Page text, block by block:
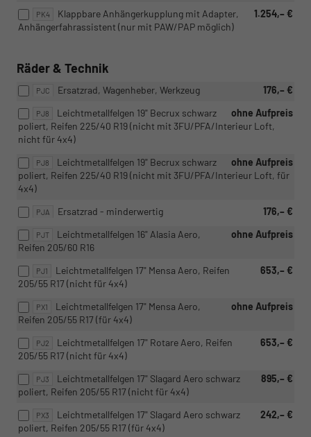
PK4 1.254,– €
Klappbare Anhängerkupplung mit Adapter,
Anhängerfahrassistent (nur mit PAW/PAP möglich)
Räder & Technik
PJC 176,– €
Ersatzrad, Wagenheber, Werkzeug
PJ8 ohne Aufpreis
Leichtmetallfelgen 19" Becrux schwarz
poliert, Reifen 225/40 R19 (nicht mit 3FU/PFA/Interieur Loft,
nicht für 4x4)
PJ8 ohne Aufpreis
Leichtmetallfelgen 19" Becrux schwarz
poliert, Reifen 225/40 R19 (nicht mit 3FU/PFA/Interieur Loft, für
4x4)
PJA 176,– €
Ersatzrad - minderwertig
PJT ohne Aufpreis
Leichtmetallfelgen 16" Alasia Aero,
Reifen 205/60 R16
PJ1 653,– €
Leichtmetallfelgen 17" Mensa Aero, Reifen
205/55 R17 (nicht für 4x4)
PX1 ohne Aufpreis
Leichtmetallfelgen 17" Mensa Aero,
Reifen 205/55 R17 (für 4x4)
PJ2 653,– €
Leichtmetallfelgen 17" Rotare Aero, Reifen
205/55 R17 (nicht für 4x4)
PJ3 895,– €
Leichtmetallfelgen 17" Slagard Aero schwarz
poliert, Reifen 205/55 R17 (nicht für 4x4)
PX3 242,– €
Leichtmetallfelgen 17" Slagard Aero schwarz
poliert, Reifen 205/55 R17 (für 4x4)